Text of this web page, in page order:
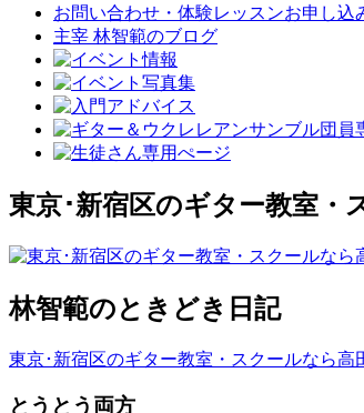
お問い合わせ・体験レッスンお申し込
主宰 林智範のブログ
東京･新宿区のギター教室・
林智範のときどき日記
東京･新宿区のギター教室・スクールなら高
とうとう両方